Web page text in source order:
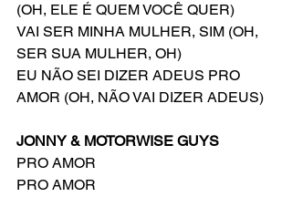
(OH, ELE É QUEM VOCÊ QUER)
VAI SER MINHA MULHER, SIM (OH,
SER SUA MULHER, OH)
EU NÃO SEI DIZER ADEUS PRO
AMOR (OH, NÃO VAI DIZER ADEUS)
JONNY & MOTORWISE GUYS
PRO AMOR
PRO AMOR